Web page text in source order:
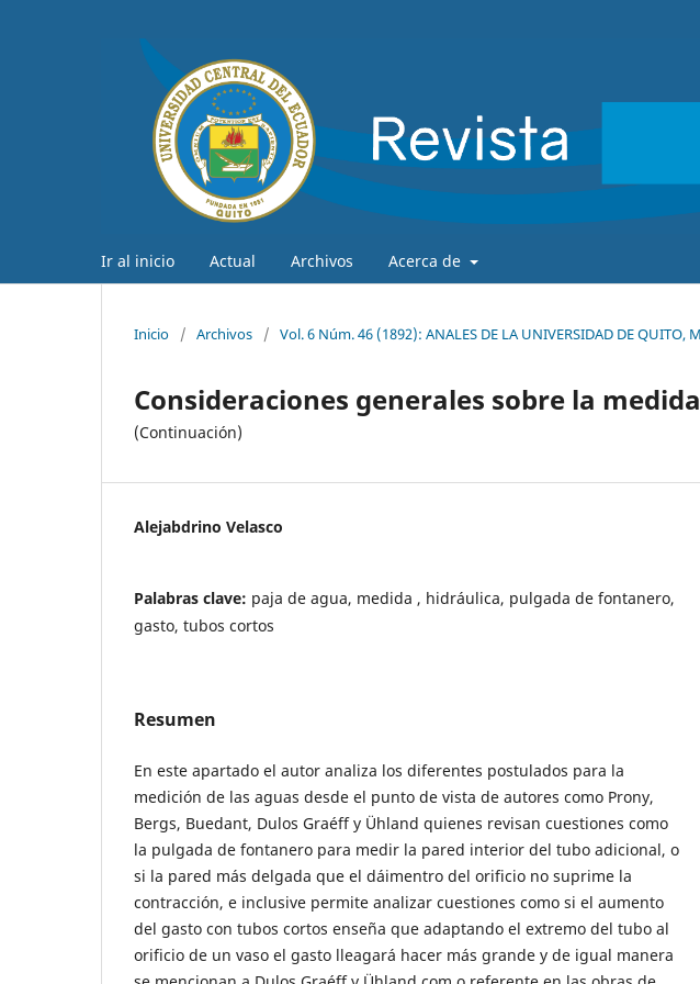
Ir al inicio Actual Archivos Acerca de
Inicio / Archivos / Vol. 6 Núm. 46 (1892): ANALES DE LA UNIVERSIDAD DE QUITO,
Consideraciones generales sobre la
(Continuación)
Alejabdrino Velasco
Palabras clave: paja de agua, medida , hidráulica, pulgada de fontanero,
gasto, tubos cortos
Resumen
En este apartado el autor analiza los diferentes postulados para la
medición de las aguas desde el punto de vista de autores como Prony,
Bergs, Buedant, Dulos Graéff y Ühland quienes revisan cuestiones como
la pulgada de fontanero para medir la pared interior del tubo adicional, o
si la pared más delgada que el dáimentro del orificio no suprime la
contracción, e inclusive permite analizar cuestiones como si el aumento
del gasto con tubos cortos enseña que adaptando el extremo del tubo al
orificio de un vaso el gasto lleagará hacer más grande y de igual manera